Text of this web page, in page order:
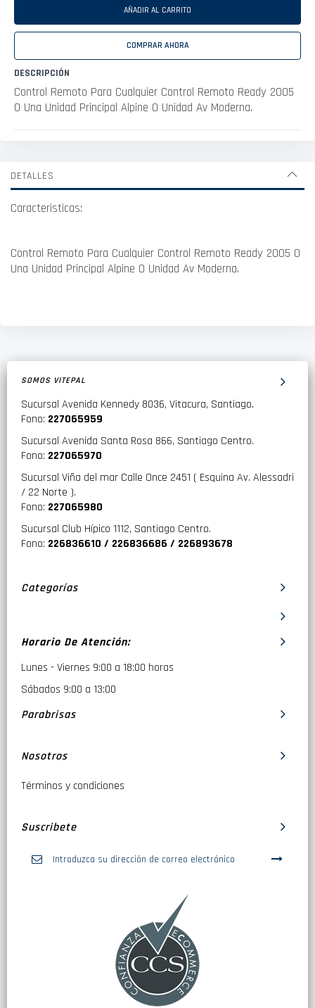
AÑADIR AL CARRITO
COMPRAR AHORA
DESCRIPCIÓN
Control Remoto Para Cualquier Control Remoto Ready 2005
O Una Unidad Principal Alpine O Unidad Av Moderna.
DETALLES
Caracteristicas:
Control Remoto Para Cualquier Control Remoto Ready 2005 O
Una Unidad Principal Alpine O Unidad Av Moderna.
SOMOS VITEPAL
Sucursal Avenida Kennedy 8036, Vitacura, Santiago.
Fono: 227065959
Sucursal Avenida Santa Rosa 866, Santiago Centro.
Fono: 227065970
Sucursal Viña del mar Calle Once 2451 ( Esquina Av. Alessadri
/ 22 Norte ).
Fono: 227065980
Sucursal Club Hípico 1112, Santiago Centro.
Fono: 226836610 / 226836686 / 226893678
Categorías
Horario De Atención:
Lunes - Viernes 9:00 a 18:00 horas
Sábados 9:00 a 13:00
Parabrisas
Nosotros
Términos y condiciones
Suscribete